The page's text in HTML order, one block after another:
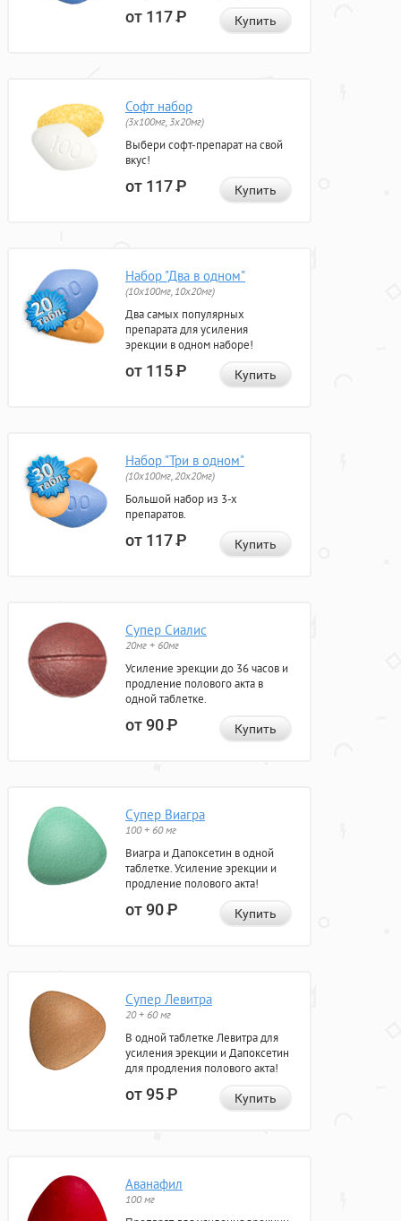
от 117Р Купить
Софт набор
(3x100мг, 3x20мг)
Выбери софт-препарат на свой
вкус!
от 117Р Купить
Набор "Два в одном"
(10x100мг, 10x20мг)
Два самых популярных
препарата для усиления
эрекции в одном наборе!
от 115Р Купить
Набор "Три в одном"
(10x100мг, 20x20мг)
Большой набор из 3-х
препаратов.
от 117Р Купить
Супер Сиалис
20мг + 60мг
Усиление эрекции до 36 часов и
продление полового акта в
одной таблетке.
от 90Р Купить
Супер Виагра
100 + 60 мг
Виагра и Дапоксетин в одной
таблетке. Усиление эрекции и
продление полового акта!
от 90Р Купить
Супер Левитра
20 + 60 мг
В одной таблетке Левитра для
усиления эрекции и Дапоксетин
для продления полового акта!
от 95Р Купить
Аванафил
100 мг